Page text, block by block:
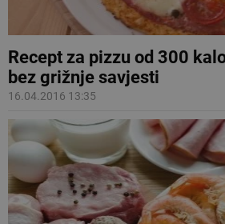
Recept za pizzu od 300
bez grižnje savjesti
16.04.2016 13:35